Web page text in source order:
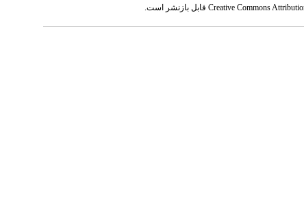
Creative Commonsقابل بازنشر است.